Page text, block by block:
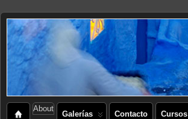
About
Galerías Contacto Cursos